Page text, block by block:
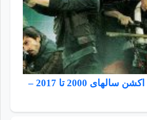
برترین فیلم های اکشن سالهای 2000 تا 2017 –